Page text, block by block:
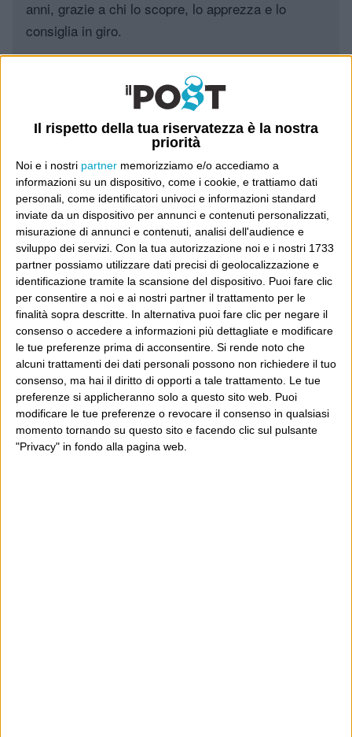
Il rispetto della tua riservatezza è la nostra
priorità
Noi e i nostri partner memorizziamo e/o accediamo a
informazioni su un dispositivo, come i cookie, e trattiamo dati
personali, come identificatori univoci e informazioni standard
inviate da un dispositivo per annunci e contenuti personalizzati,
misurazione di annunci e contenuti, analisi dell'audience e
sviluppo dei servizi. Con la tua autorizzazione noi e i nostri 1733
partner possiamo utilizzare dati precisi di geolocalizzazione e
identificazione tramite la scansione del dispositivo. Puoi fare clic
per consentire a noi e ai nostri partner il trattamento per le
finalità sopra descritte. In alternativa puoi fare clic per negare il
consenso o accedere a informazioni più dettagliate e modificare
le tue preferenze prima di acconsentire. Si rende noto che
alcuni trattamenti dei dati personali possono non richiedere il tuo
consenso, ma hai il diritto di opporti a tale trattamento. Le tue
preferenze si applicheranno solo a questo sito web. Puoi
modificare le tue preferenze o revocare il consenso in qualsiasi
momento tornando su questo sito e facendo clic sul pulsante
"Privacy" in fondo alla pagina web.
anni, grazie a chi lo scopre, lo apprezza e lo
consiglia in giro.
Luca Sofri Wittgenstein
POST PRECEDENTE
Da che pulpito
POST SUCCESSIVO
E a proposito di confusioni
cronologiche
E per i regali di Natale